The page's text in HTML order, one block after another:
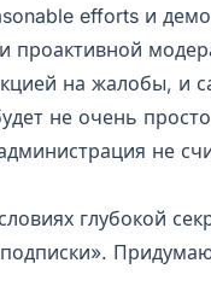
efforts и
проактивной
на жалобы, и
не очень
не
глубокой